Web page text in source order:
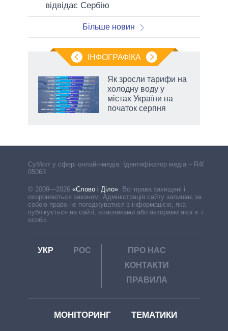
відвідає Сербію
Більше новин
ІНФОГРАФІКА
Як зросли тарифи на
холодну воду у
містах України на
початок серпня
Cуб'єкт у сфері онлайн-медіа. Ідентифікатор медіа – R40-
05063
© 2009—2026 «Слово і Діло». Всі права захищені і
охороняються законом. Адміністрація сайту залишає за
собою право не погоджуватися з інформацією, яка
публікується на сайті, власниками або авторами якої є треті
особи.
УКР РОС
ПРО НАС
КОНТАКТИ
ПРАВИЛА
МОНІТОРИНГ ТЕМАТИКИ